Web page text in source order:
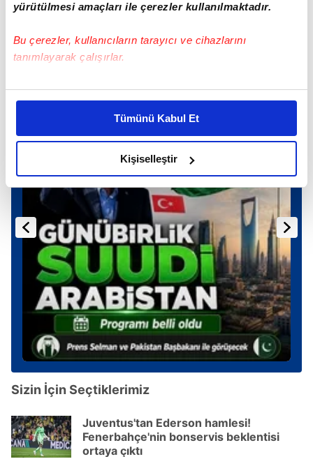
yürütülmesi amaçları ile çerezler kullanılmaktadır.
Bu çerezler, kullanıcıların tarayıcı ve cihazlarını
tanımlayarak çalışırlar.
Bu çerezlere izin vermeniz halinde sizlere özel
daha iyi reklam deneyimi yaşatabiliriz. Bunu yaparken
amacımızın size daha iyi bir reklam deneyimi sunmak
olduğunu ve sizlere en iyi içerikleri sunabilmek adına
elimizden gelen çabayı gösterdiğimizi ve bu noktada,
reklamların maliyetlerimizi karşılamak noktasında tek gelir
kalemimiz olduğunu sizlere hatırlatmak isteriz.
Her halükârda, kullanıcılar, bu çerezlere izin vermedikleri
takdirde, kullanıcılara hedefli reklamlar
gösterilmeyecektir."
Sizlere daha iyi bir hizmet sunabilmek için İnternet
Sitemizde kendimize ve üçüncü kişilere ait çerezler
kullanılmaktadır. Bu çerezler vasıtasıyla çeşitli kişisel
verileriniz işlenmekte olup gerekli olan çerezler bilgi
toplumu hizmetlerinin sunulması amacıyla
kullanılmaktadır. Diğer çerezler, sitemizin daha işlevsel
reklam/pazarlama faaliyetlerinin yapılması, amaçlarıyla
sınırlı olarak açık rızanız dahilinde kullanılacaktır.
Tümünü Kabul Et
Kişiselleştir
Sizin İçin Seçtiklerimiz
Juventus'tan Ederson hamlesi!
Fenerbahçe'nin bonservis beklentisi
ortaya çıktı